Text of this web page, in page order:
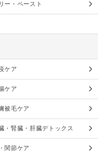
ー・ペースト
ケア
ケア
被毛ケア
・腎臓・肝臓デトックス
関節ケア